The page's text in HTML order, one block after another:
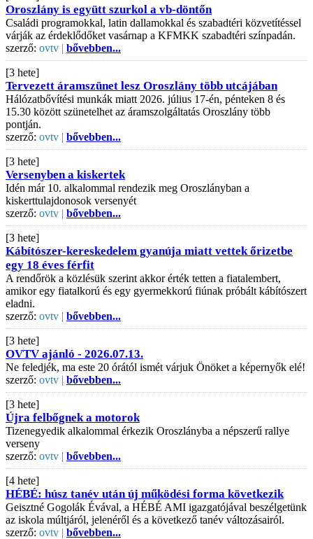
Oroszlány is együtt szurkol a vb-döntőn
Családi programokkal, latin dallamokkal és szabadtéri közvetítéssel
várják az érdeklődőket vasárnap a KFMKK szabadtéri színpadán.
szerző: ovtv | bővebben...
[3 hete]
Tervezett áramszünet lesz Oroszlány több utcájában
Hálózatbővítési munkák miatt 2026. július 17-én, pénteken 8 és
15.30 között szünetelhet az áramszolgáltatás Oroszlány több
pontján.
szerző: ovtv | bővebben...
[3 hete]
Versenyben a kiskertek
Idén már 10. alkalommal rendezik meg Oroszlányban a
kiskerttulajdonosok versenyét
szerző: ovtv | bővebben...
[3 hete]
Kábítószer-kereskedelem gyanúja miatt vettek őrizetbe
egy 18 éves férfit
A rendőrök a közlésük szerint akkor érték tetten a fiatalembert,
amikor egy fiatalkorú és egy gyermekkorú fiúnak próbált kábítószert
eladni.
szerző: ovtv | bővebben...
[3 hete]
OVTV ajánló - 2026.07.13.
Ne feledjék, ma este 20 órától ismét várjuk Önöket a képernyők elé!
szerző: ovtv | bővebben...
[3 hete]
Újra felbőgnek a motorok
Tizenegyedik alkalommal érkezik Oroszlányba a népszerű rallye
verseny
szerző: ovtv | bővebben...
[4 hete]
HÉBÉ: húsz tanév után új működési forma következik
Geisztné Gogolák Évával, a HÉBÉ AMI igazgatójával beszélgetünk
az iskola múltjáról, jelenéről és a következő tanév változásairól.
szerző: ovtv | bővebben...